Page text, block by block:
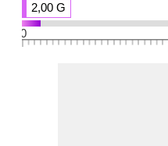
2,00 G
0